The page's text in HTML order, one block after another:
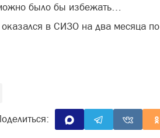
было бы избежать…
оказался в СИЗО на два месяца по